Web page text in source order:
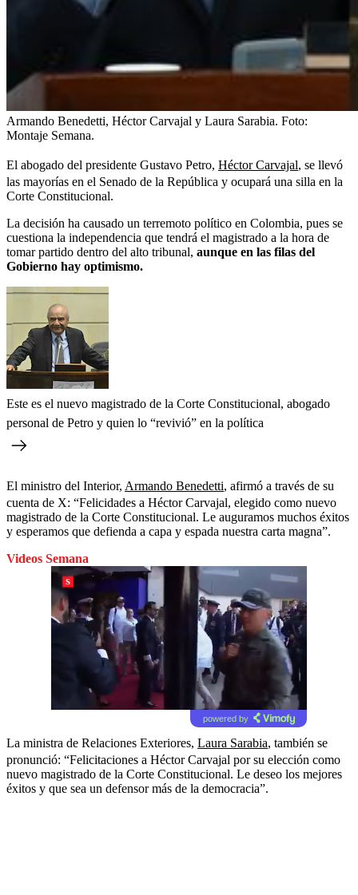
Armando Benedetti, Héctor Carvajal y Laura Sarabia. Foto:
Montaje Semana.
El abogado del presidente Gustavo Petro, Héctor Carvajal, se llevó
las mayorías en el Senado de la República y ocupará una silla en la
Corte Constitucional.
La decisión ha causado un terremoto político en Colombia, pues se
cuestiona la independencia que tendrá el magistrado a la hora de
tomar partido dentro del alto tribunal, aunque en las filas del
Gobierno hay optimismo.
Este es el nuevo magistrado de la Corte Constitucional, abogado
personal de Petro y quien lo “revivió” en la política
El ministro del Interior, Armando Benedetti, afirmó a través de su
cuenta de X: “Felicidades a Héctor Carvajal, elegido como nuevo
magistrado de la Corte Constitucional. Le auguramos muchos éxitos
y esperamos que defienda a capa y espada nuestra carta magna”.
Videos Semana
powered by
La ministra de Relaciones Exteriores, Laura Sarabia, también se
pronunció: “Felicitaciones a Héctor Carvajal por su elección como
nuevo magistrado de la Corte Constitucional. Le deseo los mejores
éxitos y que sea un defensor más de la democracia”.